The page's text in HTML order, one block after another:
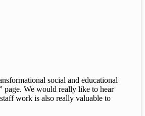
social and educational
page. We would really like to hear
work is also really valuable to